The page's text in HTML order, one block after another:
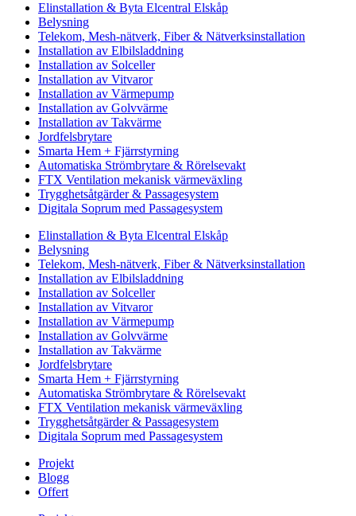
Elinstallation & Byta Elcentral Elskåp
Belysning
Telekom, Mesh-nätverk, Fiber & Nätverksinstallation
Installation av Elbilsladdning
Installation av Solceller
Installation av Vitvaror
Installation av Värmepump
Installation av Golvvärme
Installation av Takvärme
Jordfelsbrytare
Smarta Hem + Fjärrstyrning
Automatiska Strömbrytare & Rörelsevakt
FTX Ventilation mekanisk värmeväxling
Trygghetsåtgärder & Passagesystem
Digitala Soprum med Passagesystem
Elinstallation & Byta Elcentral Elskåp
Belysning
Telekom, Mesh-nätverk, Fiber & Nätverksinstallation
Installation av Elbilsladdning
Installation av Solceller
Installation av Vitvaror
Installation av Värmepump
Installation av Golvvärme
Installation av Takvärme
Jordfelsbrytare
Smarta Hem + Fjärrstyrning
Automatiska Strömbrytare & Rörelsevakt
FTX Ventilation mekanisk värmeväxling
Trygghetsåtgärder & Passagesystem
Digitala Soprum med Passagesystem
Projekt
Blogg
Offert